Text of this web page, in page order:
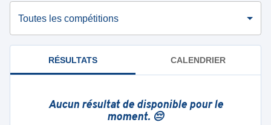
Toutes les compétitions
RÉSULTATS CALENDRIER
Aucun résultat de disponible pour le
moment. 😔